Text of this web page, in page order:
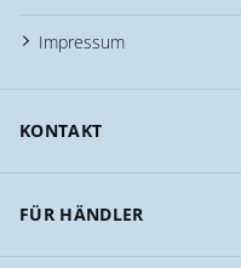
Impressum
KONTAKT
FÜR HÄNDLER